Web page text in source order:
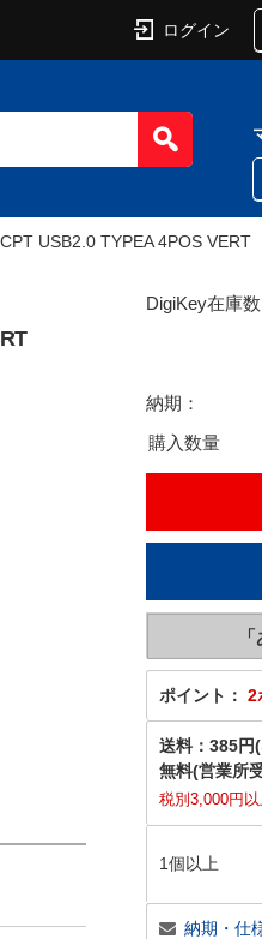
ログイン
USB2.0 TYPEA 4POS VERT
DigiKey在庫数
納期：
購入数量
ポイント： 2
送料： 385円
無料(営業所
税別3,000円
1個以上
納期・仕